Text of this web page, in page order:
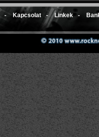
- Kapcsolat - Linkek -